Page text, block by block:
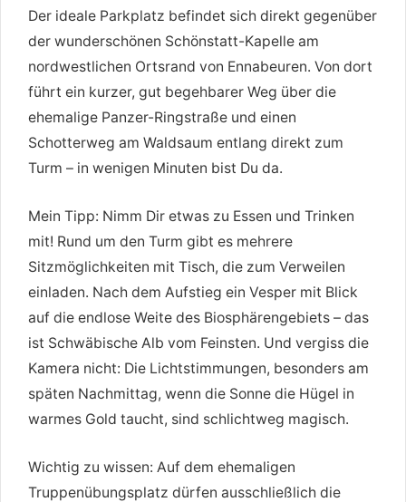
Der ideale Parkplatz befindet sich direkt gegenüber
der wunderschönen Schönstatt-Kapelle am
nordwestlichen Ortsrand von Ennabeuren. Von dort
führt ein kurzer, gut begehbarer Weg über die
ehemalige Panzer-Ringstraße und einen
Schotterweg am Waldsaum entlang direkt zum
Turm – in wenigen Minuten bist Du da.
Mein Tipp: Nimm Dir etwas zu Essen und Trinken
mit! Rund um den Turm gibt es mehrere
Sitzmöglichkeiten mit Tisch, die zum Verweilen
einladen. Nach dem Aufstieg ein Vesper mit Blick
auf die endlose Weite des Biosphärengebiets – das
ist Schwäbische Alb vom Feinsten. Und vergiss die
Kamera nicht: Die Lichtstimmungen, besonders am
späten Nachmittag, wenn die Sonne die Hügel in
warmes Gold taucht, sind schlichtweg magisch.
Wichtig zu wissen: Auf dem ehemaligen
Truppenübungsplatz dürfen ausschließlich die